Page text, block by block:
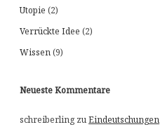
Utopie (2)
Verrückte Idee (2)
Wissen(9)
Neueste Kommentare
schreiberlingzuEindeutschungen